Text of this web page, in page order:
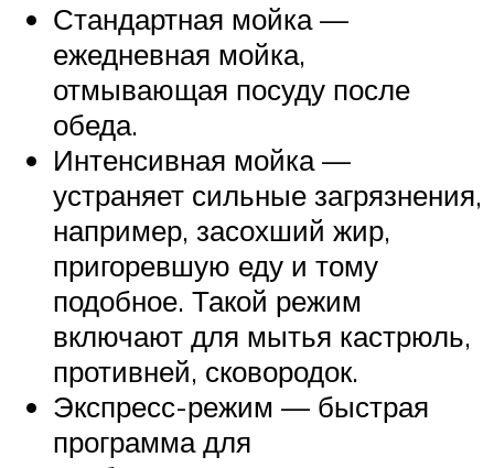
Стандартная мойка —
ежедневная мойка,
отмывающая посуду после
обеда.
Интенсивная мойка —
устраняет сильные загрязнения,
например, засохший жир,
пригоревшую еду и тому
подобное. Такой режим
включают для мытья кастрюль,
противней, сковородок.
Экспресс-режим — быстрая
программа для